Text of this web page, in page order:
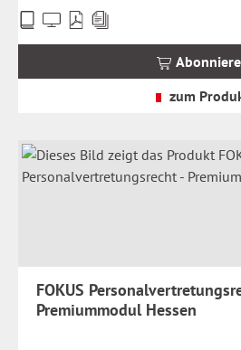
Preise
inkl.
zum
FOKUS
Premiummodul Hessen